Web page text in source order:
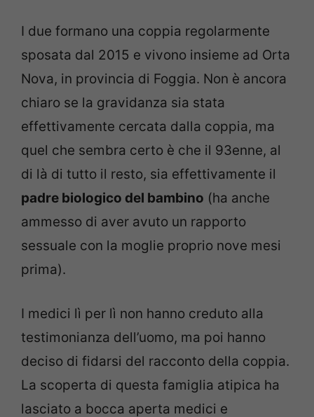
I due formano una coppia regolarmente
sposata dal 2015 e vivono insieme ad Orta
Nova, in provincia di Foggia. Non è ancora
chiaro se la gravidanza sia stata
effettivamente cercata dalla coppia, ma
quel che sembra certo è che il 93enne, al
di là di tutto il resto, sia effettivamente il
padre biologico del bambino (ha anche
ammesso di aver avuto un rapporto
sessuale con la moglie proprio nove mesi
prima).
I medici lì per lì non hanno creduto alla
testimonianza dell’uomo, ma poi hanno
deciso di fidarsi del racconto della coppia.
La scoperta di questa famiglia atipica ha
lasciato a bocca aperta medici e